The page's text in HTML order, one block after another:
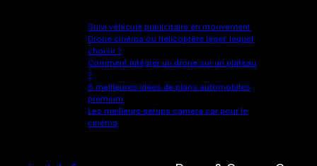
Suivi véhicule publicitaire en mouvement
Drone cinéma ou hélicoptère léger, lequel
choisir ?
Comment intégrer un drone sur un plateau
?
8 meilleures idées de plans automobiles
premium
Les meilleurs setups camera car pour le
cinéma